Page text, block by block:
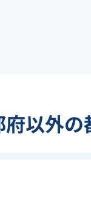
以外の